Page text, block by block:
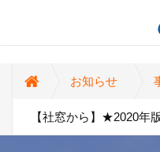
お知らせ
【社窓から】★2020年